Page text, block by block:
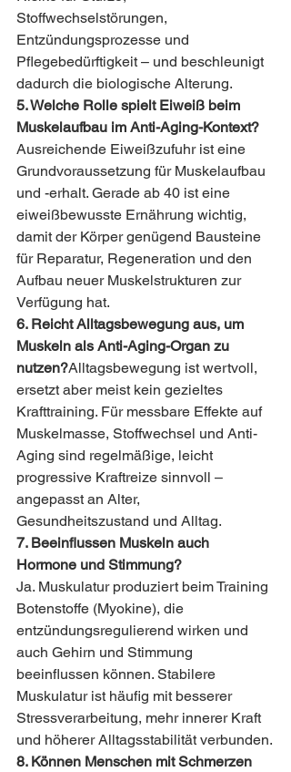
Stoffwechselstörungen,
Entzündungsprozesse und
Pflegebedürftigkeit – und beschleunigt
dadurch die biologische Alterung.
5. Welche Rolle spielt Eiweiß beim
Muskelaufbau im Anti-Aging-Kontext?
Ausreichende Eiweißzufuhr ist eine
Grundvoraussetzung für Muskelaufbau
und -erhalt. Gerade ab 40 ist eine
eiweißbewusste Ernährung wichtig,
damit der Körper genügend Bausteine
für Reparatur, Regeneration und den
Aufbau neuer Muskelstrukturen zur
Verfügung hat.
6. Reicht Alltagsbewegung aus, um
Muskeln als Anti-Aging-Organ zu
nutzen?Alltagsbewegung ist wertvoll,
ersetzt aber meist kein gezieltes
Krafttraining. Für messbare Effekte auf
Muskelmasse, Stoffwechsel und Anti-
Aging sind regelmäßige, leicht
progressive Kraftreize sinnvoll –
angepasst an Alter,
Gesundheitszustand und Alltag.
7. Beeinflussen Muskeln auch
Hormone und Stimmung?
Ja. Muskulatur produziert beim Training
Botenstoffe (Myokine), die
entzündungsregulierend wirken und
auch Gehirn und Stimmung
beeinflussen können. Stabilere
Muskulatur ist häufig mit besserer
Stressverarbeitung, mehr innerer Kraft
und höherer Alltagsstabilität verbunden.
8. Können Menschen mit Schmerzen